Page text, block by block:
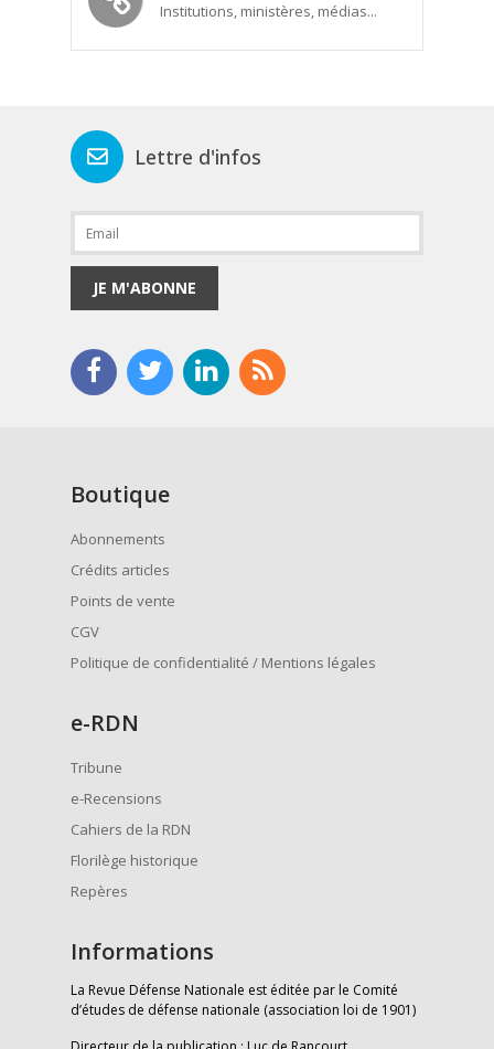
Institutions, ministères, médias...
Lettre d'infos
JE M'ABONNE
Boutique
Abonnements
Crédits articles
Points de vente
CGV
Politique de confidentialité / Mentions légales
e-RDN
Tribune
e-Recensions
Cahiers de la RDN
Florilège historique
Repères
Informations
La Revue Défense Nationale est éditée par le Comité
d’études de défense nationale (association loi de 1901)